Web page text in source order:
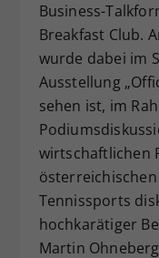
Business-
Breakfast Club.
wurde dabei im
Ausstellung
sehen ist, im
wirtschaftlichen
Tennissports
hochkarätiger
Martin